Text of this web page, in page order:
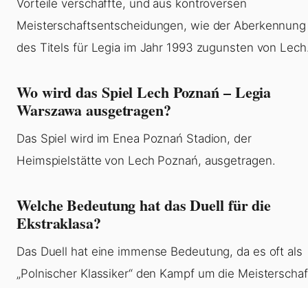
Vorteile verschaffte, und aus kontroversen
Meisterschaftsentscheidungen, wie der Aberkennung
des Titels für Legia im Jahr 1993 zugunsten von
Wo wird das Spiel Lech Poznań – Legia
Warszawa ausgetragen?
Das Spiel wird im Enea Poznań Stadion, der
Heimspielstätte von Lech Poznań, ausgetragen.
Welche Bedeutung hat das Duell für die
Ekstraklasa?
Das Duell hat eine immense Bedeutung, da es oft als
„Polnischer Klassiker“ den Kampf um die